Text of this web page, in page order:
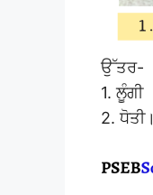
ਉੱਤਰ-
1. ਲੂੰਗੀ
2. ਧੋਤੀ।